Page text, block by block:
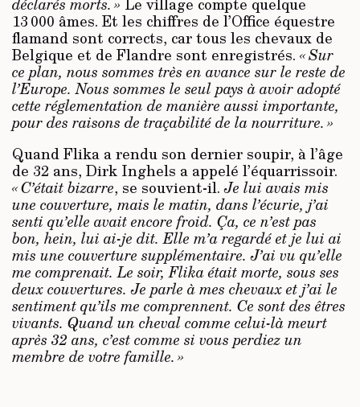
déclarés morts. » Le village compte quelque
13 000 âmes. Et les chiffres de l’Office équestre
flamand sont corrects, car tous les chevaux de
Belgique et de Flandre sont enregistrés. « Sur
ce plan, nous sommes très en avance sur le reste de
l’Europe. Nous sommes le seul pays à avoir adopté
cette réglementation de manière aussi importante,
pour des raisons de traçabilité de la nourriture. »
Quand Flika a rendu son dernier soupir, à l’âge
de 32 ans, Dirk Inghels a appelé l’équarrissoir.
« C’était bizarre, se souvient-il.Je lui avais mis
une couverture, mais le matin, dans l’écurie, j’ai
senti qu’elle avait encore froid. Ça, ce n’est pas
bon, hein, lui ai-je dit. Elle m’a regardé et je lui ai
mis une couverture supplémentaire. J’ai vu qu’elle
me comprenait. Le soir, Flika était morte, sous ses
deux couvertures. Je parle à mes chevaux et j’ai le
sentiment qu’ils me comprennent. Ce sont des êtres
vivants. Quand un cheval comme celui-là meurt
après 32 ans, c’est comme si vous perdiez un
membre de votre famille. »